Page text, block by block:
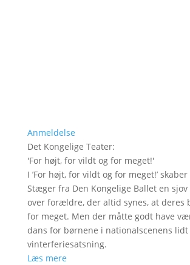
Anmeldelse
Det Kongelige Teater:
'For højt, for vildt og for meget!'
I ’For højt, for vildt og for meget!’
Stæger fra Den Kongelige Ballet en
over forældre, der altid synes, at deres
for meget. Men der måtte godt have
dans for børnene i nationalscenens lidt
vinterferiesatsning.
Læs mere